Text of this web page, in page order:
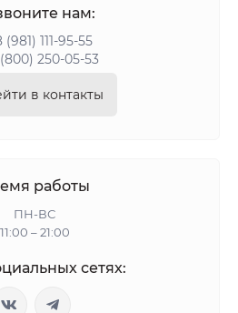
нам:
(981) 111-95-55
250-05-53
в контакты
работы
ПН-ВС
11:00 – 21:00
сетях: